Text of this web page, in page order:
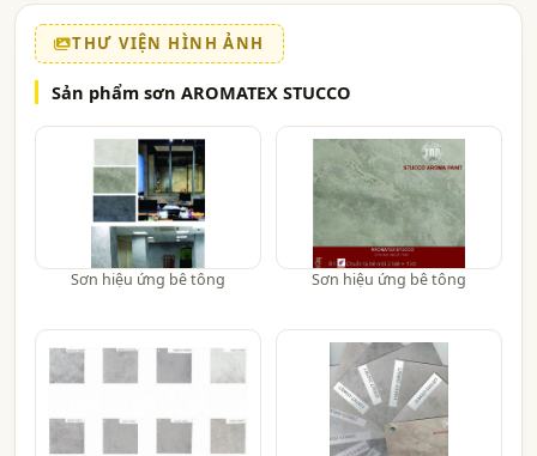
THƯ VIỆN HÌNH ẢNH
Sản phẩm sơn AROMATEX STUCCO
Sơn hiệu ứng bê tông Sơn hiệu ứng bê tông